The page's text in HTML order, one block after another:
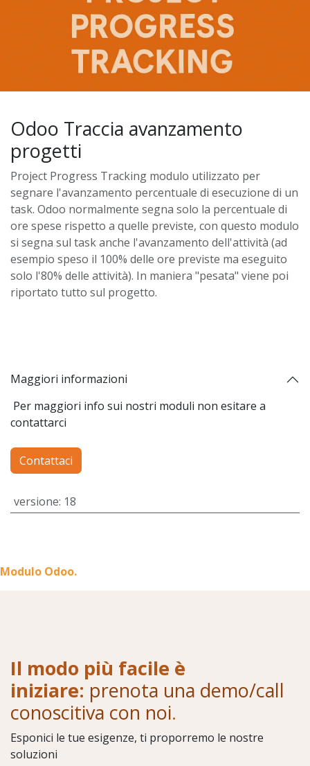
Odoo Traccia avanzamento
progetti
Project Progress Tracking modulo utilizzato per
segnare l'avanzamento percentuale di esecuzione di un
task. Odoo normalmente segna solo la percentuale di
ore spese rispetto a quelle previste, con questo modulo
si segna sul task anche l'avanzamento dell'attività (ad
esempio speso il 100% delle ore previste ma eseguito
solo l'80% delle attività). In maniera "pesata" viene poi
riportato tutto sul progetto.
Maggiori informazioni
Per maggiori info sui nostri moduli non esitare a
contattarci
Contattaci
versione: 18
Modulo Odoo.
Il modo più facile è
iniziare: prenota una demo/call
conoscitiva con noi.
Esponici le tue esigenze, ti proporremo le nostre
soluzioni